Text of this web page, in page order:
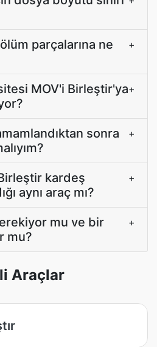
parçalarına ne
+
MOV'i Birleştir'ya+
sonra
+
kardeş
aynı araç mı?
+
mu ve bir
mu?
+
Araçlar